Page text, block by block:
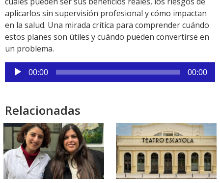
aplicarlos sin supervisión profesional y cómo impactan
en la salud. Una mirada crítica para comprender cuándo
estos planes son útiles y cuándo pueden convertirse en
un problema.
Reproductor
de
00:00 00:00
Relacionadas